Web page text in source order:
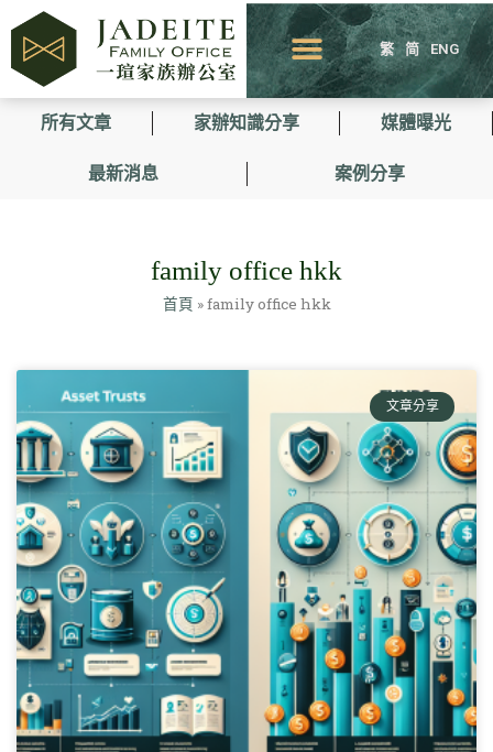
繁 简 ENG
所有文章 家辦知識分享 媒體曝光
最新消息 案例分享
family office hkk
首頁 »family office hkk
文章分享